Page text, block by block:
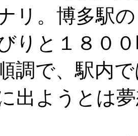
リ。博多駅
りと１８０
調で、駅内
出ようとは